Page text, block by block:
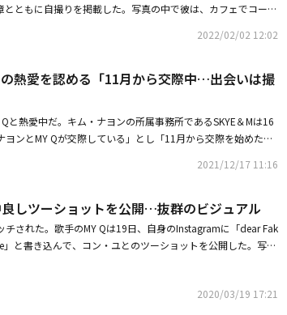
ともに自撮りを掲載した。写真の中で彼は、カフェでコーヒ
いないが誰かと腕を組んでいる場面が捉えられ、見る人の心を
うコメントと一緒にセルフショットを投稿した。写真の中の
服装が一致している。これにファンからは「2人の写真がパズ
されるナヨン姉さん」「ナヨン姉さんの手が綺麗」「世界で
た。2人は昨年12月、「11月から交際を始めた。10月初めに
縁が続いた」と明らかにした。・キム・ナヨン、歌手MY Q
いは撮影現場」・歌手MY Q、コン・ユとの仲良しツーショ
2022/02/02 12:02
熱愛を認める「11月から交際中…出会いは撮
と熱愛中だ。キム・ナヨンの所属事務所であるSKYE＆Mは16
ンとMY Qが交際している」とし「11月から交際を始めた。
授かったが、2019年に離婚。現在は、総合編成チャンネルJ
」でデビューした歌手兼画家だ。今月7日に新曲「emo」
を開催した。・G-DRAGONからEXO カイまで、気になる私服
グ公開（動画あり）・歌手MY Q、コン・ユとの仲良しツーシ
2021/12/17 11:16
しツーショットを公開…抜群のビジュアル
された。歌手のMY Qは19日、自身のInstagramに「dear Fak
と書き込んで、コン・ユとのツーショットを公開した。写真
を検討している。チョン・ユミ、チェ・ウシク、miss A出身
2020/03/19 17:21